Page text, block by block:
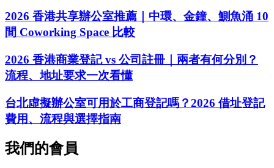
2026 香港共享辦公室推薦｜中環、金鐘、鰂魚涌 10
間 Coworking Space 比較
2026 香港商業登記 vs 公司註冊｜兩者有何分別？
流程、地址要求一次看懂
台北虛擬辦公室可用於工商登記嗎？2026 借址登記
費用、流程與選擇指南
我們的會員